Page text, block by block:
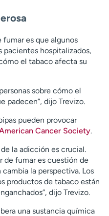
fumar es que algunos
pacientes hospitalizados,
el tabaco afecta su
sobre cómo el
padecen”, dijo Trevizo.
pueden provocar
Cancer Society.
la adicción es crucial.
de fumar es cuestión de
la perspectiva. Los
productos de tabaco están
dijo Trevizo.
una sustancia química